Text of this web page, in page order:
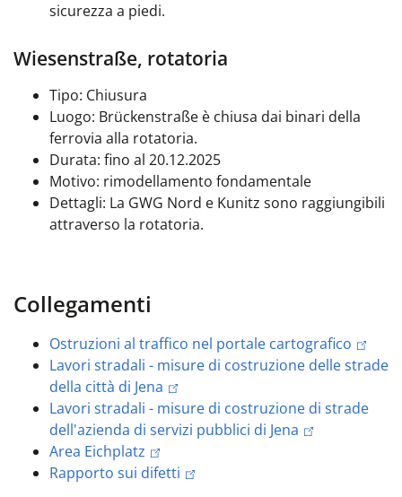
sicurezza a piedi.
Wiesenstraße, rotatoria
Tipo: Chiusura
Luogo: Brückenstraße è chiusa dai binari della
ferrovia alla rotatoria.
Durata: fino al 20.12.2025
Motivo: rimodellamento fondamentale
Dettagli: La GWG Nord e Kunitz sono raggiungibili
attraverso la rotatoria.
Collegamenti
Ostruzioni al traffico nel portale cartografico
Lavori stradali - misure di costruzione delle strade
della città di Jena
Lavori stradali - misure di costruzione di strade
dell'azienda di servizi pubblici di Jena
Area Eichplatz
Rapporto sui difetti